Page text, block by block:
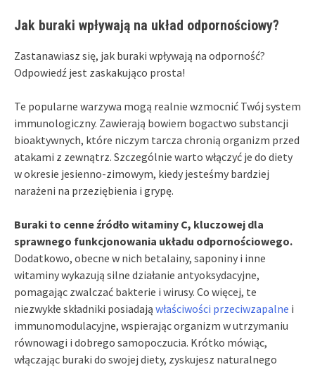
Jak buraki wpływają na układ odpornościowy?
Zastanawiasz się, jak buraki wpływają na odporność?
Odpowiedź jest zaskakująco prosta!
Te popularne warzywa mogą realnie wzmocnić Twój system
immunologiczny. Zawierają bowiem bogactwo substancji
bioaktywnych, które niczym tarcza chronią organizm przed
atakami z zewnątrz. Szczególnie warto włączyć je do diety
w okresie jesienno-zimowym, kiedy jesteśmy bardziej
narażeni na przeziębienia i grypę.
Buraki to cenne źródło witaminy C, kluczowej dla
sprawnego funkcjonowania układu odpornościowego.
Dodatkowo, obecne w nich betalainy, saponiny i inne
witaminy wykazują silne działanie antyoksydacyjne,
pomagając zwalczać bakterie i wirusy. Co więcej, te
niezwykłe składniki posiadają właściwości przeciwzapalne i
immunomodulacyjne, wspierając organizm w utrzymaniu
równowagi i dobrego samopoczucia. Krótko mówiąc,
włączając buraki do swojej diety, zyskujesz naturalnego